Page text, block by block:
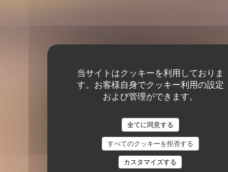
当サイトはクッキーを利用しておりま
す。お客様自身でクッキー利用の設定
および管理ができます。
全てに同意する
すべてのクッキーを拒否する
カスタマイズする